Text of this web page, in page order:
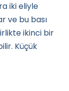
iki eliyle
ve bu bası
ikinci bir
Küçük